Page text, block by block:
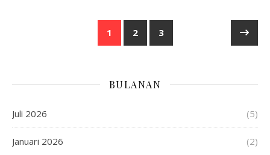
1 2 3
BULANAN
Juli 2026 (5)
Januari 2026 (2)